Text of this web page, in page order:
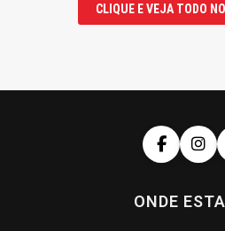
CLIQUE E VEJA TODO
ONDE